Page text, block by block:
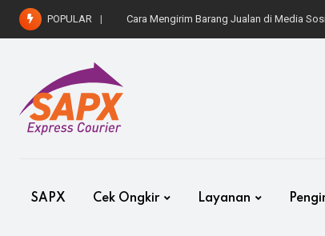
Skip
POPULAR Cara Kirim Mobil ke Luar Kota dengan
SAPX Cek Ongkir Layanan